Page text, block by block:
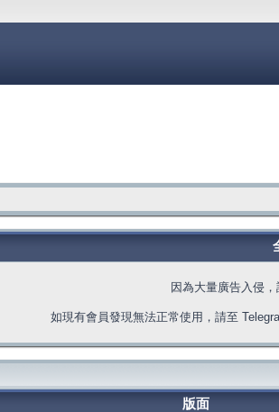
因為大量廣告入侵，
如現有會員發現無法正常使用，請至
版面